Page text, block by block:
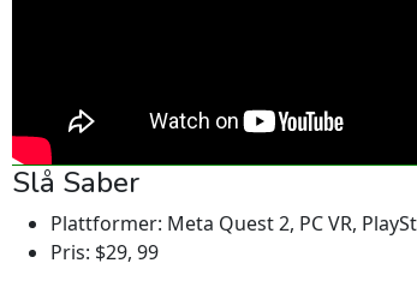
Slå Saber
Plattformer: Meta Quest 2, PC VR,
Pris: $29, 99